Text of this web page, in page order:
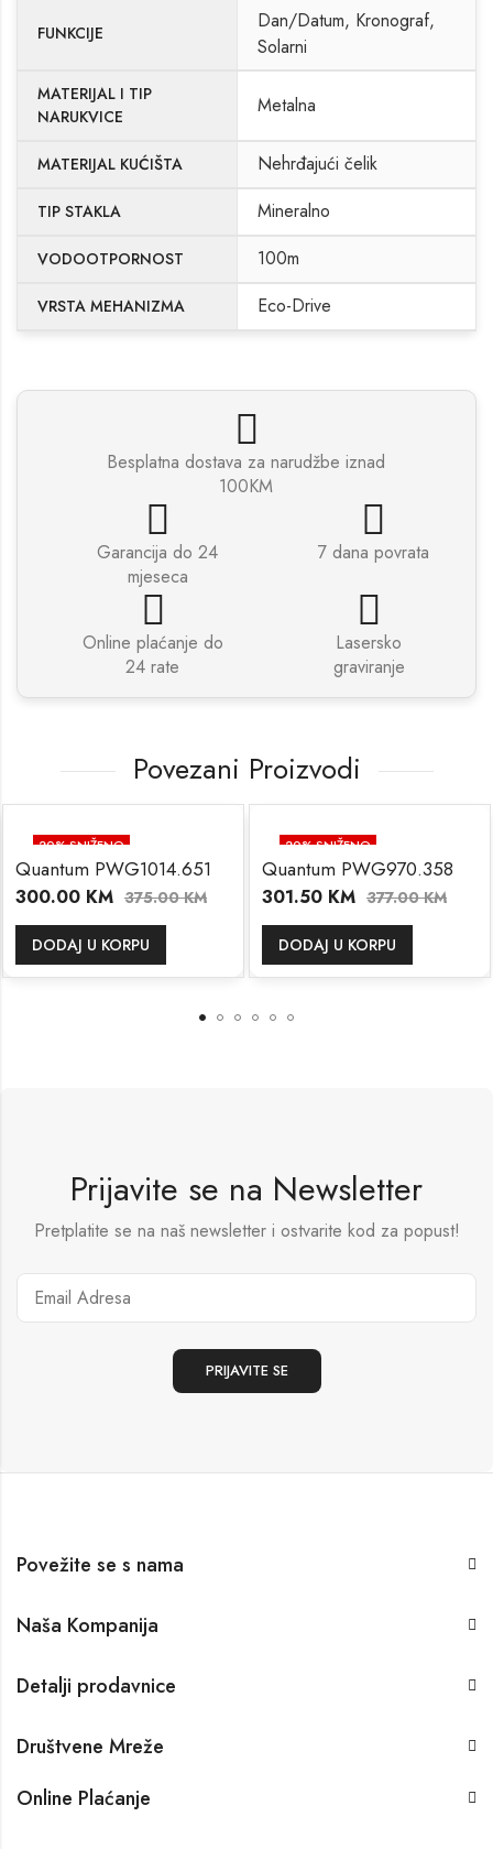
FUNKCIJE
Dan/Datum, Kronograf,
Solarni
MATERIJAL I TIP
NARUKVICE
Metalna
MATERIJAL KUĆIŠTA Nehrđajući čelik
TIP STAKLA Mineralno
VODOOTPORNOST 100m
VRSTA MEHANIZMA Eco-Drive
Besplatna dostava za narudžbe iznad
100KM
Garancija do 24
mjeseca
7 dana povrata
Online plaćanje do
24 rate
Lasersko
graviranje
Povezani Proizvodi
20% SNIŽENO
Quantum PWG1014.651
300.00 KM 375.00KM
DODAJ U KORPU
20% SNIŽENO
Quantum PWG970.358
301.50 KM 377.00KM
DODAJ U KORPU
Prijavite se na Newsletter
Pretplatite se na naš newsletter i ostvarite kod za popust!
Povežite se s nama
Naša Kompanija
Detalji prodavnice
Društvene Mreže
Online Plaćanje